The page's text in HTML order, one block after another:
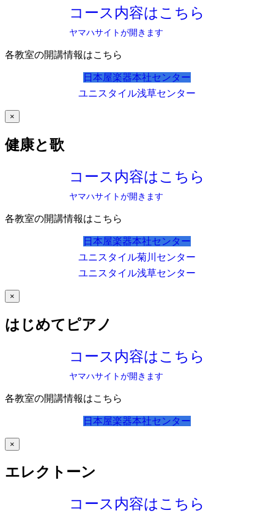
コース内容はこちら
ヤマハサイトが開きます
各教室の開講情報はこちら
日本屋楽器本社センター
ユニスタイル浅草センター
×
健康と歌
コース内容はこちら
ヤマハサイトが開きます
各教室の開講情報はこちら
日本屋楽器本社センター
ユニスタイル菊川センター
ユニスタイル浅草センター
×
はじめてピアノ
コース内容はこちら
ヤマハサイトが開きます
各教室の開講情報はこちら
日本屋楽器本社センター
×
エレクトーン
コース内容はこちら